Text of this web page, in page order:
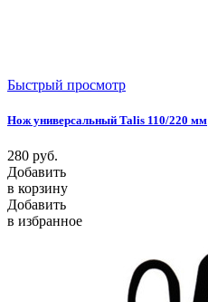
Быстрый просмотр
Нож универсальный Talis 110/220 мм
280 руб.
Добавить
в корзину
Добавить
в избранное